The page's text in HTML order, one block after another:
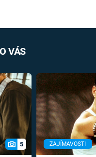
VÁS
5 ZAJÍMAVOSTI